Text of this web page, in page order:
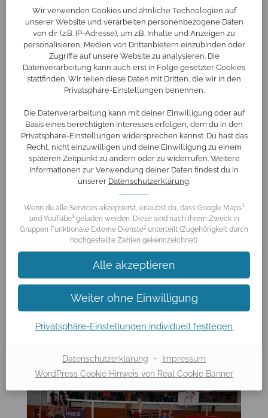
Wir verwenden Cookies und ähnliche Technologien auf
unserer Website und verarbeiten personenbezogene Daten
von dir (z.B. IP-Adresse), um z.B. Inhalte und Anzeigen zu
personalisieren, Medien von Drittanbietern einzubinden oder
Zugriffe auf unsere Website zu analysieren. Die
Datenverarbeitung kann auch erst in Folge gesetzter Cookies
stattfinden. Wir teilen diese Daten mit Dritten, die wir in den
Privatsphäre-Einstellungen benennen.
Die Datenverarbeitung kann mit deiner Einwilligung oder auf
Basis eines berechtigten Interesses erfolgen, dem du in den
Privatsphäre-Einstellungen widersprechen kannst. Du hast das
Recht, nicht einzuwilligen und deine Einwilligung zu einem
späteren Zeitpunkt zu ändern oder zu widerrufen. Weitere
Informationen zur Verwendung deiner Daten findest du in
unserer Datenschutzerklärung.
Wenn du alle Services akzeptierst, erlaubst du, dass Google Maps1
und YouTube1geladen werden. Diese sind nach ihrem Zweck in
Gruppen Funktionale Externe Dienste1 unterteilt (Zugehörigkeit durch
hochgestellte Zahlen gekennzeichnet).
Alle akzeptieren
Weiter ohne Einwilligung
Privatsphäre-Einstellungen individuell festlegen
Datenschutzerklärung •
Impressum
WordPress Cookie Hinweis von Real Cookie Banner